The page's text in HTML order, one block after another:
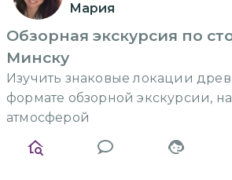
Мария
Обзорная экскурсия по
Минску
Изучить знаковые локации
формате обзорной экскурсии,
атмосферой
2.5 часа